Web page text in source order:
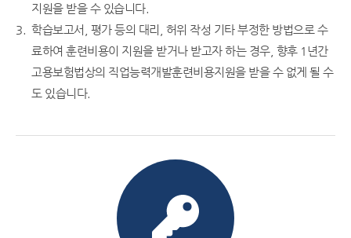
지원을 받을 수 있습니다.
학습보고서, 평가 등의 대리, 허위 작성 기타 부정한 방법으로 수
료하여 훈련비용이 지원을 받거나 받고자 하는 경우, 향후 1년간
고용보험법상의 직업능력개발훈련비용지원을 받을 수 없게 될 수
도 있습니다.